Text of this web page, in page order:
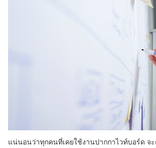
แน่นอนว่าทุกคนที่เคยใช้งานปากกาไวท์บอร์ด จ